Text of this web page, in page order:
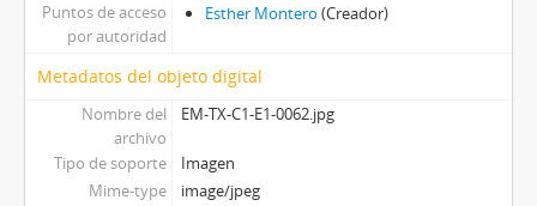
Puntos de acceso
por autoridad
Esther Montero (Creador)
Metadatos del objeto digital
Nombre del
archivo
EM-TX-C1-E1-0062.jpg
Tipo de soporte
Imagen
Mime-type
image/jpeg